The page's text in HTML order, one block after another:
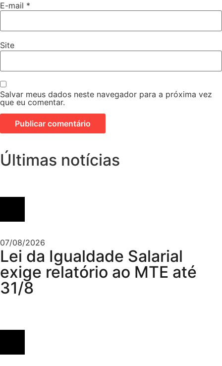
E-mail *
Site
Salvar meus dados neste navegador para a próxima vez
que eu comentar.
Últimas notícias
07/08/2026
Lei da Igualdade Salarial
exige relatório ao MTE até
31/8